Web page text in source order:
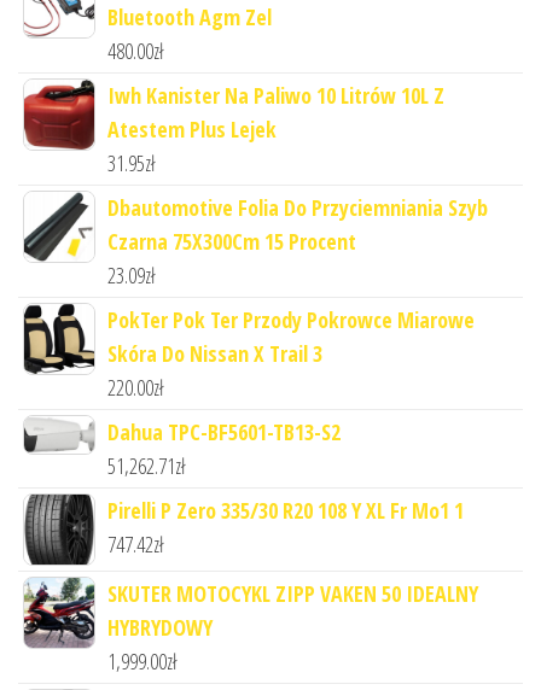
Bluetooth Agm Zel
480.00zł
Iwh Kanister Na Paliwo 10 Litrów 10L Z
Atestem Plus Lejek
31.95zł
Dbautomotive Folia Do Przyciemniania Szyb
Czarna 75X300Cm 15 Procent
23.09zł
PokTer Pok Ter Przody Pokrowce Miarowe
Skóra Do Nissan X Trail 3
220.00zł
Dahua TPC-BF5601-TB13-S2
51,262.71zł
Pirelli P Zero 335/30 R20 108 Y XL Fr Mo1 1
747.42zł
SKUTER MOTOCYKL ZIPP VAKEN 50 IDEALNY
HYBRYDOWY
1,999.00zł